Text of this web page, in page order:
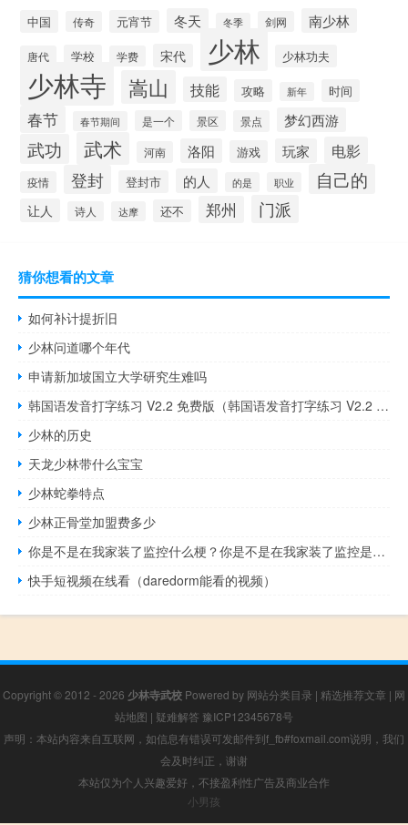
中国 传奇 元宵节 冬天 冬季 剑网 南少林
唐代 学校 学费 宋代 少林 少林功夫
少林寺 嵩山 技能 攻略 新年 时间
春节 春节期间 是一个 景区 景点 梦幻西游
武功 武术 河南 洛阳 游戏 玩家 电影
疫情 登封 登封市 的人 的是 职业 自己的
让人 诗人 达摩 还不 郑州 门派
猜你想看的文章
如何补计提折旧
少林问道哪个年代
申请新加坡国立大学研究生难吗
韩国语发音打字练习 V2.2 免费版（韩国语发音打字练习 V2.2 免费版功能简介）
少林的历史
天龙少林带什么宝宝
少林蛇拳特点
少林正骨堂加盟费多少
你是不是在我家装了监控什么梗？你是不是在我家装了监控是什么意思什么梗
快手短视频在线看（daredorm能看的视频）
Copyright © 2012 - 2026 少林寺武校 Powered by 网站分类目录 | 精选推荐文章 | 网
站地图 | 疑难解答 豫ICP12345678号
声明：本站内容来自互联网，如信息有错误可发邮件到f_fb#foxmail.com说明，我们
会及时纠正，谢谢
本站仅为个人兴趣爱好，不接盈利性广告及商业合作
小男孩